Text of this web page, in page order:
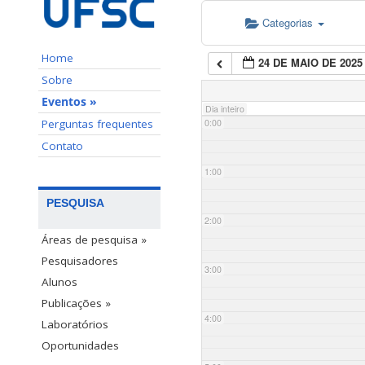
Home
Sobre
Eventos »
Perguntas frequentes
Contato
PESQUISA
Áreas de pesquisa »
Pesquisadores
Alunos
Publicações »
Laboratórios
Oportunidades
Categorias
24 DE MAIO DE 2025
Dia inteiro
0:00
1:00
2:00
3:00
4:00